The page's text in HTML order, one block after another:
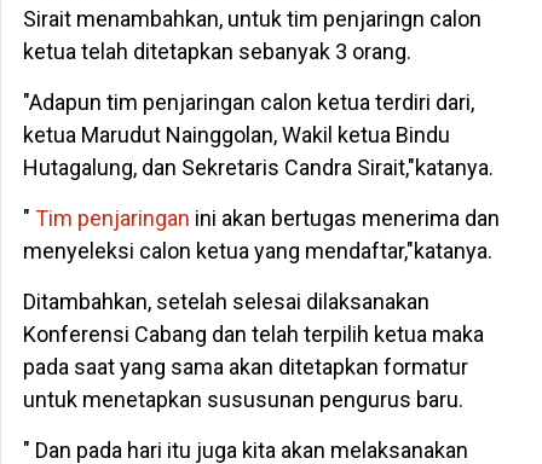
Sirait menambahkan, untuk tim penjaringn calon
ketua telah ditetapkan sebanyak 3 orang.
"Adapun tim penjaringan calon ketua terdiri dari,
ketua Marudut Nainggolan, Wakil ketua Bindu
Hutagalung, dan Sekretaris Candra Sirait,"katanya.
" Tim penjaringan ini akan bertugas menerima dan
menyeleksi calon ketua yang mendaftar,"katanya.
Ditambahkan, setelah selesai dilaksanakan
Konferensi Cabang dan telah terpilih ketua maka
pada saat yang sama akan ditetapkan formatur
untuk menetapkan sususunan pengurus baru.
" Dan pada hari itu juga kita akan melaksanakan